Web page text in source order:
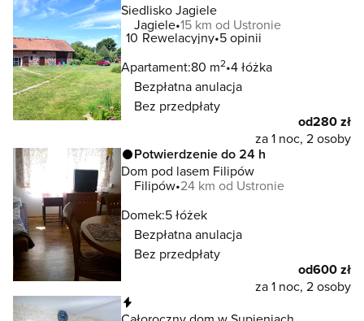
Siedlisko Jagiele
Jagiele 15 km od Ustronie
10 Rewelacyjny 5 opinii
Apartament:80 m2 4 łóżka
Bezpłatna anulacja
Bez przedpłaty
od280 zł
za 1 noc, 2 osoby
Potwierdzenie do 24 h
Dom pod lasem Filipów
Filipów 24 km od Ustronie
Domek:5 łóżek
Bezpłatna anulacja
Bez przedpłaty
od600 zł
za 1 noc, 2 osoby